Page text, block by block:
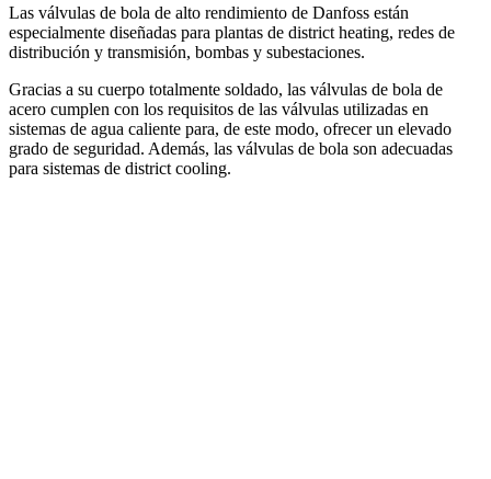
Las válvulas de bola de alto rendimiento de Danfoss están
especialmente diseñadas para plantas de district heating, redes de
distribución y transmisión, bombas y subestaciones.
Gracias a su cuerpo totalmente soldado, las válvulas de bola de
acero cumplen con los requisitos de las válvulas utilizadas en
sistemas de agua caliente para, de este modo, ofrecer un elevado
grado de seguridad. Además, las válvulas de bola son adecuadas
para sistemas de district cooling.